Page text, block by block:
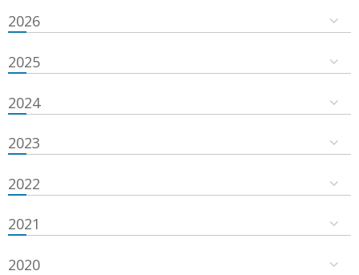
2026
2025
2024
2023
2022
2021
2020